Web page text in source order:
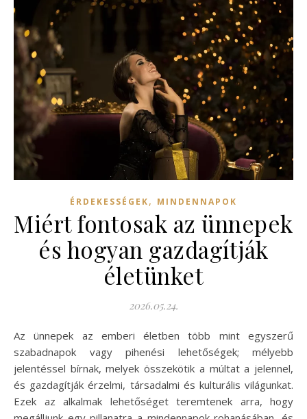
ÉRDEKESSÉGEK, MINDENNAPOK
Miért fontosak az ünnepek
és hogyan gazdagítják
életünket
2026.05.24.
Az ünnepek az emberi életben több mint egyszerű
szabadnapok vagy pihenési lehetőségek; mélyebb
jelentéssel bírnak, melyek összekötik a múltat a jelennel,
és gazdagítják érzelmi, társadalmi és kulturális világunkat.
Ezek az alkalmak lehetőséget teremtenek arra, hogy